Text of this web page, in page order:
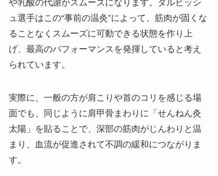
や乳酸の代謝がスムーズになります。ダルビッシ
ュ選手はこの“事前の温灸”によって、筋肉が固くな
ることなくスムーズに可動できる状態を作り上
げ、最高のパフォーマンスを発揮していると考え
られています。
実際に、一般の方が肩こりや首のコリを感じる場
面でも、同じように肩甲骨まわりに「せんねん灸
太陽」を貼ることで、深部の筋肉がじんわりと温
まり、血流が促進されて不調の緩和につながりま
す。